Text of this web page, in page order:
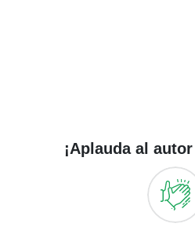
¡Aplauda al